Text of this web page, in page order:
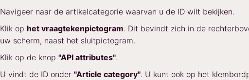
Navigeer naar de artikelcategorie waarvan u de ID wilt bekijken.
Klik op het vraagtekenpictogram. Dit bevindt zich in de
uw scherm, naast het sluitpictogram.
Klik op de knop "API attributes".
U vindt de ID onder "Article category". U kunt ook op het